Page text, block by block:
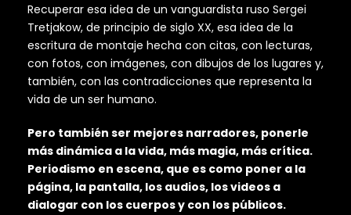
Recuperar esa idea de un vanguardista ruso Sergei
Tretjakow, de principio de siglo XX, esa idea de la
escritura de montaje hecha con citas, con lecturas,
con fotos, con imágenes, con dibujos de los lugares y,
también, con las contradicciones que representa la
vida de un ser humano.
Pero también ser mejores narradores, ponerle
más dinámica a la vida, más magia, más crítica.
Periodismo en escena, que es como poner a la
página, la pantalla, los audios, los videos a
dialogar con los cuerpos y con los públicos.